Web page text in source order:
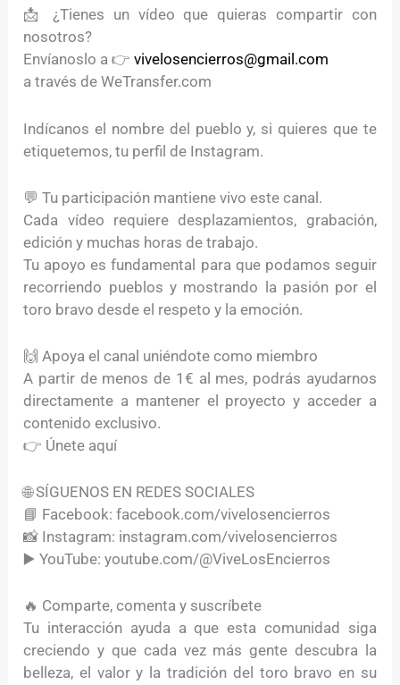
📩 ¿Tienes un vídeo que quieras compartir con
nosotros?
Envíanoslo a 👉vivelosencierros@gmail.com
a través de WeTransfer.com
Indícanos el nombre del pueblo y, si quieres que te
etiquetemos, tu perfil de Instagram.
💬 Tu participación mantiene vivo este canal.
Cada vídeo requiere desplazamientos, grabación,
edición y muchas horas de trabajo.
Tu apoyo es fundamental para que podamos seguir
recorriendo pueblos y mostrando la pasión por el
toro bravo desde el respeto y la emoción.
🙌 Apoya el canal uniéndote como miembro
A partir de menos de 1€ al mes, podrás ayudarnos
directamente a mantener el proyecto y acceder a
contenido exclusivo.
👉 Únete aquí
🌐 SÍGUENOS EN REDES SOCIALES
📘 Facebook: facebook.com/vivelosencierros
📸 Instagram: instagram.com/vivelosencierros
▶️ YouTube: youtube.com/@ViveLosEncierros
🔥 Comparte, comenta y suscríbete
Tu interacción ayuda a que esta comunidad siga
creciendo y que cada vez más gente descubra la
belleza, el valor y la tradición del toro bravo en su